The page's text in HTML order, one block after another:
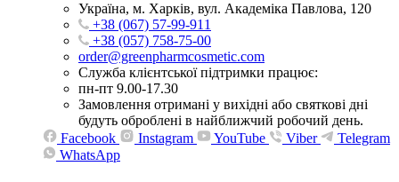
Україна, м. Харків, вул. Академіка Павлова, 120
+38 (067) 57-99-911
+38 (057) 758-75-00
order@greenpharmcosmetic.com
Служба клієнтської підтримки працює:
пн-пт 9.00-17.30
Замовлення отримані у вихідні або святкові дні
будуть оброблені в найближчий робочий день.
Facebook
Instagram YouTube Viber
Telegram
WhatsApp